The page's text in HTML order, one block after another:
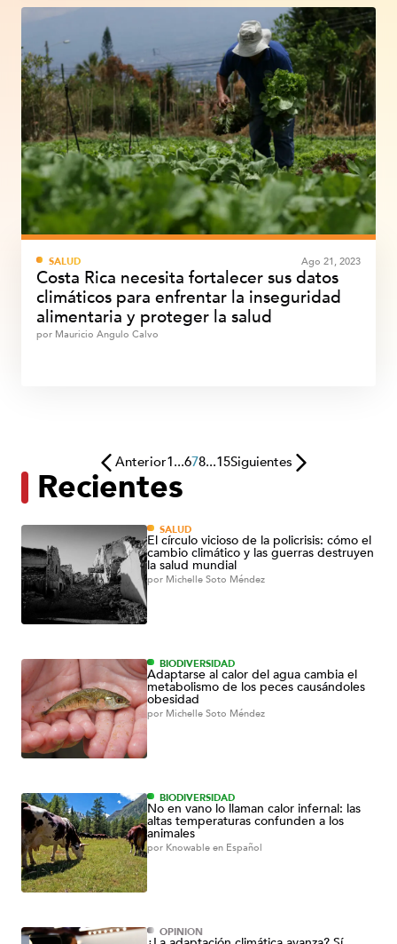
SALUD Ago 21, 2023
Costa Rica necesita fortalecer sus datos
climáticos para enfrentar la inseguridad
alimentaria y proteger la salud
por Mauricio Angulo Calvo
Anterior1...678...15Siguientes
Recientes
SALUD
El círculo vicioso de la policrisis: cómo el
cambio climático y las guerras destruyen
la salud mundial
por Michelle Soto Méndez
BIODIVERSIDAD
Adaptarse al calor del agua cambia el
metabolismo de los peces causándoles
obesidad
por Michelle Soto Méndez
BIODIVERSIDAD
No en vano lo llaman calor infernal: las
altas temperaturas confunden a los
animales
por Knowable en Español
OPINIÓN